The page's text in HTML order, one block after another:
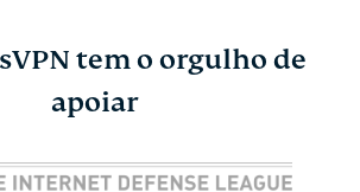
tem o orgulho de
apoiar